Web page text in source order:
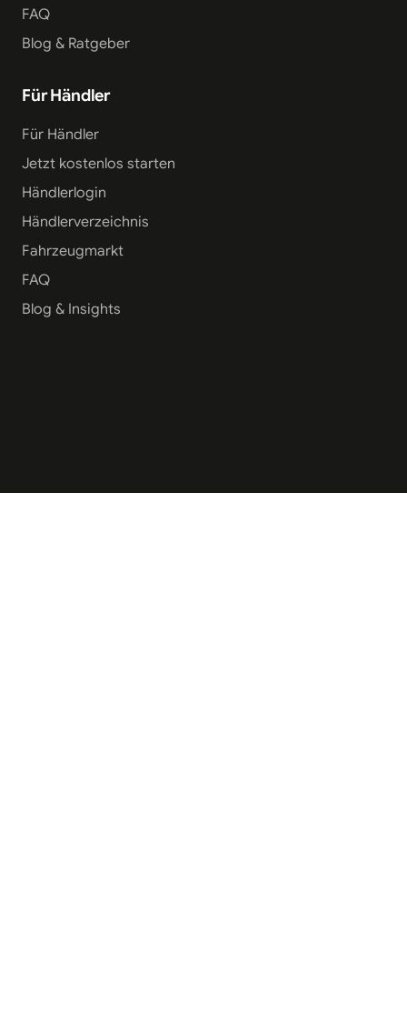
FAQ
Blog & Ratgeber
Für Händler
Für Händler
Jetzt kostenlos starten
Händlerlogin
Händlerverzeichnis
Fahrzeugmarkt
FAQ
Blog & Insights